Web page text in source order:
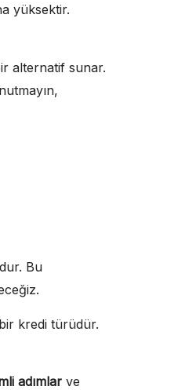
yüksektir.
alternatif sunar.
Bu
kredi türüdür.
adımlar ve